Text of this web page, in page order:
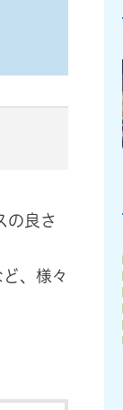
の良さ
、様々